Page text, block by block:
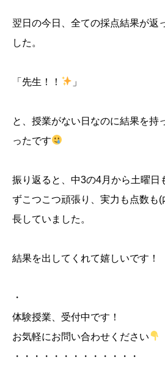
翌日の今日、全ての採点結果が返
した。
「先生！！ 」
と、授業がない日なのに結果を持
ったです
振り返ると、中3の4月から土曜日
ずこつこつ頑張り、実力も点数も(
長していました。
結果を出してくれて嬉しいです！
・
体験授業、受付中です！
お気軽にお問い合わせください
・・・・・・・・・・・・・